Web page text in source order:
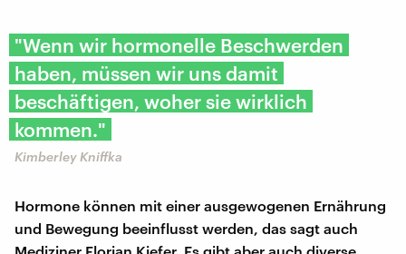
"Wenn wir hormonelle Beschwerden
haben, müssen wir uns damit
beschäftigen, woher sie wirklich
kommen."
Kimberley Kniffka
Hormone können mit einer ausgewogenen Ernährung
und Bewegung beeinflusst werden, das sagt auch